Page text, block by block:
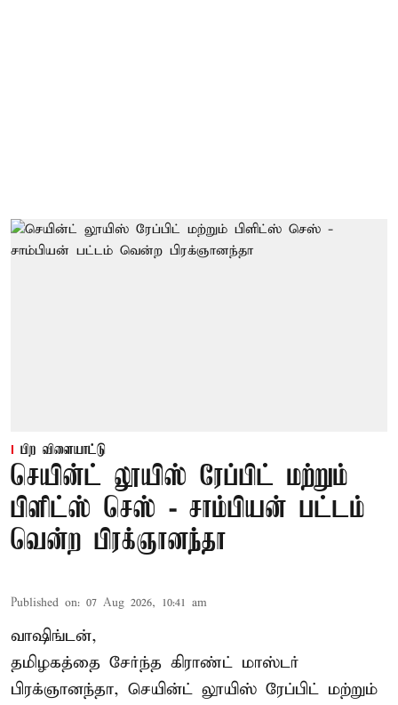
பிற விளையாட்டு
செயின்ட் லூயிஸ் ரேப்பிட் மற்றும்
பிளிட்ஸ் செஸ் - சாம்பியன் பட்டம்
வென்ற பிரக்ஞானந்தா
Published on: 07 Aug 2026, 10:41 am
வாஷிங்டன்,
தமிழகத்தை சேர்ந்த கிராண்ட் மாஸ்டர்
பிரக்ஞானந்தா, செயின்ட் லூயிஸ் ரேப்பிட் மற்றும்